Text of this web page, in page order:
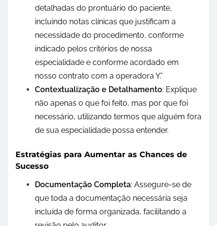
detalhadas do prontuário do paciente,
incluindo notas clínicas que justificam a
necessidade do procedimento, conforme
indicado pelos critérios de nossa
especialidade e conforme acordado em
nosso contrato com a operadora Y.”
Contextualização e Detalhamento: Explique
não apenas o que foi feito, mas por que foi
necessário, utilizando termos que alguém fora
de sua especialidade possa entender.
Estratégias para Aumentar as Chances de
Sucesso
Documentação Completa: Assegure-se de
que toda a documentação necessária seja
incluída de forma organizada, facilitando a